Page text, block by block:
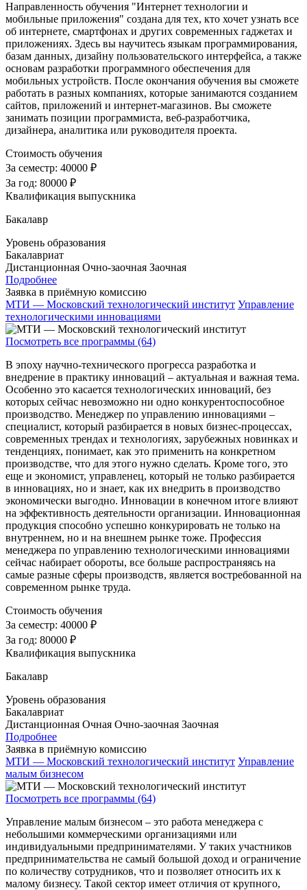
Направленность обучения "Интернет технологии и
мобильные приложения" создана для тех, кто хочет узнать все
об интернете, смартфонах и других современных гаджетах и
приложениях. Здесь вы научитесь языкам программирования,
базам данных, дизайну пользовательского интерфейса, а также
основам разработки программного обеспечения для
мобильных устройств. После окончания обучения вы сможете
работать в разных компаниях, которые занимаются созданием
сайтов, приложений и интернет-магазинов. Вы сможете
занимать позиции программиста, веб-разработчика,
дизайнера, аналитика или руководителя проекта.
Стоимость обучения
За семестр: 40000 ₽
За год: 80000 ₽
Квалификация выпускника
Бакалавр
Уровень образования
Бакалавриат
Дистанционная Очно-заочная Заочная
Подробнее
Заявка в приёмную комиссию
МТИ — Московский технологический институт Управление
технологическими инновациями
Посмотреть все программы (64)
В эпоху научно-технического прогресса разработка и
внедрение в практику инноваций – актуальная и важная тема.
Особенно это касается технологических инноваций, без
которых сейчас невозможно ни одно конкурентоспособное
производство. Менеджер по управлению инновациями –
специалист, который разбирается в новых бизнес-процессах,
современных трендах и технологиях, зарубежных новинках и
тенденциях, понимает, как это применить на конкретном
производстве, что для этого нужно сделать. Кроме того, это
еще и экономист, управленец, который не только разбирается
в инновациях, но и знает, как их внедрить в производство
экономически выгодно. Инновации в конечном итоге влияют
на эффективность деятельности организации. Инновационная
продукция способно успешно конкурировать не только на
внутреннем, но и на внешнем рынке тоже. Профессия
менеджера по управлению технологическими инновациями
сейчас набирает обороты, все больше распространяясь на
самые разные сферы производств, является востребованной на
современном рынке труда.
Стоимость обучения
За семестр: 40000 ₽
За год: 80000 ₽
Квалификация выпускника
Бакалавр
Уровень образования
Бакалавриат
Дистанционная Очная Очно-заочная Заочная
Подробнее
Заявка в приёмную комиссию
МТИ — Московский технологический институт Управление
малым бизнесом
Посмотреть все программы (64)
Управление малым бизнесом – это работа менеджера с
небольшими коммерческими организациями или
индивидуальными предпринимателями. У таких участников
предпринимательства не самый большой доход и ограничение
по количеству сотрудников, что и позволяет относить их к
малому бизнесу. Такой сектор имеет отличия от крупного,